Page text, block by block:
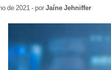
de 2021 - porJaíne Jehniffer